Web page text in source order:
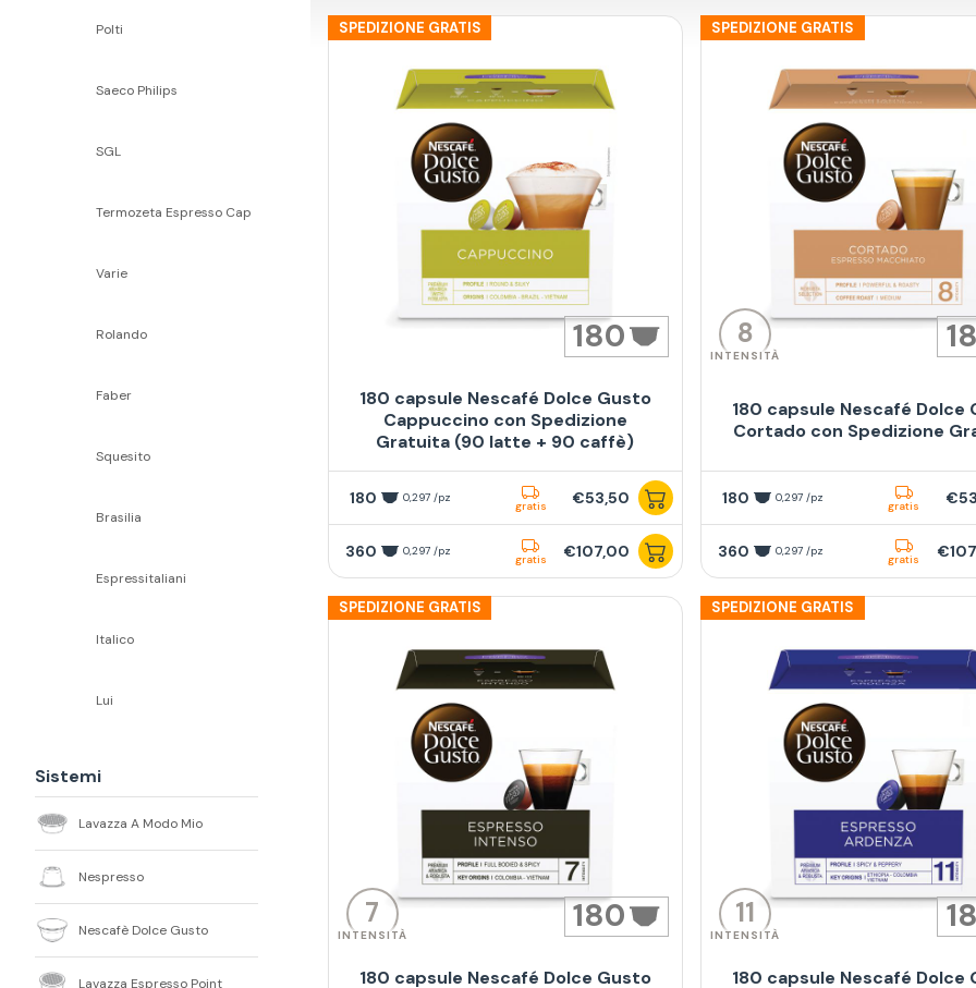
Polti
Saeco Philips
SGL
Termozeta Espresso Cap
Varie
Rolando
Faber
Squesito
Brasilia
Espressitaliani
Italico
Lui
Sistemi
Lavazza A Modo Mio
Nespresso
Nescafè Dolce Gusto
Lavazza Espresso Point
SPEDIZIONE GRATIS
180
180 capsule Nescafé Dolce Gusto
Cappuccino con Spedizione
Gratuita (90 latte + 90 caffè)
180 0,297 /pz
gratis €53,50
360 0,297 /pz
gratis €107,00
SPEDIZIONE GRATIS
8
INTENSITÀ
180 capsule Nescafé Dolce
Cortado con Spedizione
180 0,297 /pz
gratis
360 0,297 /pz
gratis
SPEDIZIONE GRATIS
7
INTENSITÀ 180
180 capsule Nescafé Dolce Gusto
SPEDIZIONE GRATIS
11
INTENSITÀ
180 capsule Nescafé Dolce